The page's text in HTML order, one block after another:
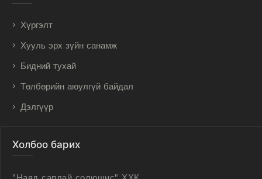
Хүргэлт
Хууль эрх зүйн санамж
Бидний тухай
Төлбөрийн аюулгүй байдал
Дэлгүүр
Холбоо барих